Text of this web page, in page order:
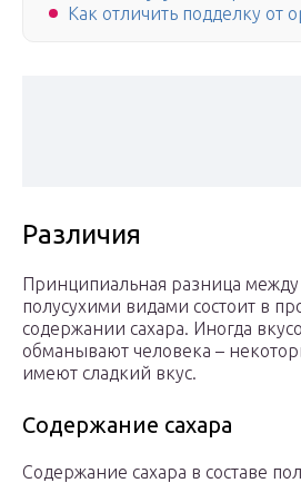
Как отличить подделку от
Различия
Принципиальная разница
полусухими видами состоит в
содержании сахара. Иногда
обманывают человека –
имеют сладкий вкус.
Содержание сахара
Содержание сахара в составе